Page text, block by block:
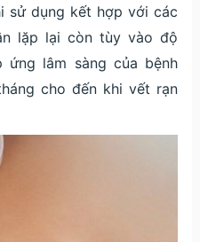
sử dụng kết hợp với các
lặp lại còn tùy vào độ
lâm sàng của bệnh
cho đến khi vết rạn